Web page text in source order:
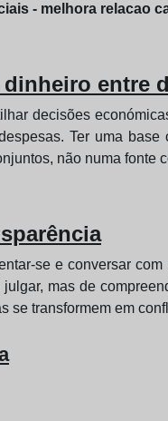
- melhora relacao
entre
decisões
Ter uma
não numa fonte
se e conversar
mas de
se transformem em